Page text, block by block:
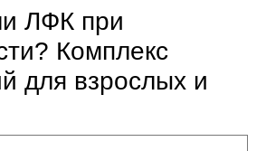
ЛФК при
Комплекс
для взрослых и